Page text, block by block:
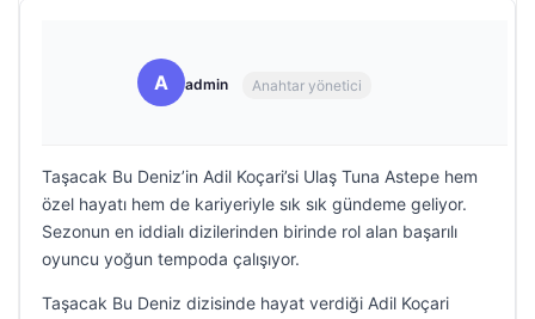
A admin Anahtar yönetici
Taşacak Bu Deniz’in Adil Koçari’si Ulaş Tuna Astepe hem
özel hayatı hem de kariyeriyle sık sık gündeme geliyor.
Sezonun en iddialı dizilerinden birinde rol alan başarılı
oyuncu yoğun tempoda çalışıyor.
Taşacak Bu Deniz dizisinde hayat verdiği Adil Koçari